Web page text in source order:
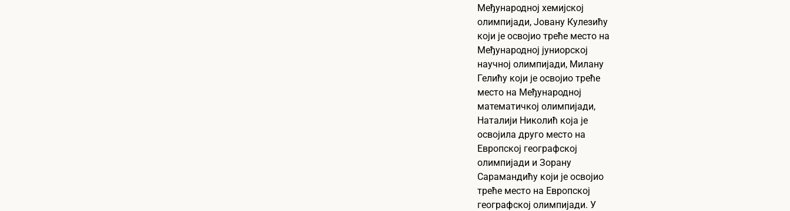
Међународној хемијској
олимпијади, Јовану Кулезићу
који је освојио треће место на
Међународној јуниорској
научној олимпијади, Милану
Гелићу који је освојио треће
место на Међународној
математичкој олимпијади,
Наталији Николић која је
освојила друго место на
Европској географској
олимпијади и Зорану
Сарамандићу који је освојио
треће место на Европској
географској олимпијади. У